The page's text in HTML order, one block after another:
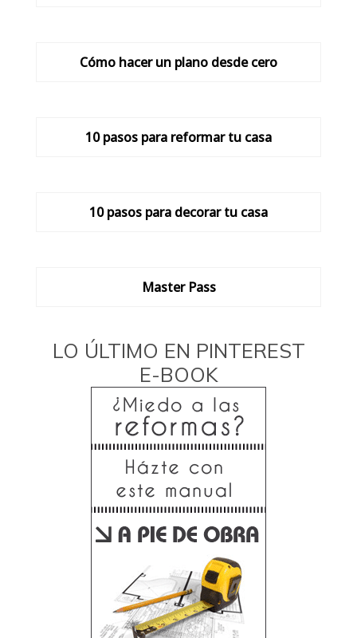
Cómo hacer un plano desde cero
10 pasos para reformar tu casa
10 pasos para decorar tu casa
Master Pass
LO ÚLTIMO EN PINTEREST
E-BOOK